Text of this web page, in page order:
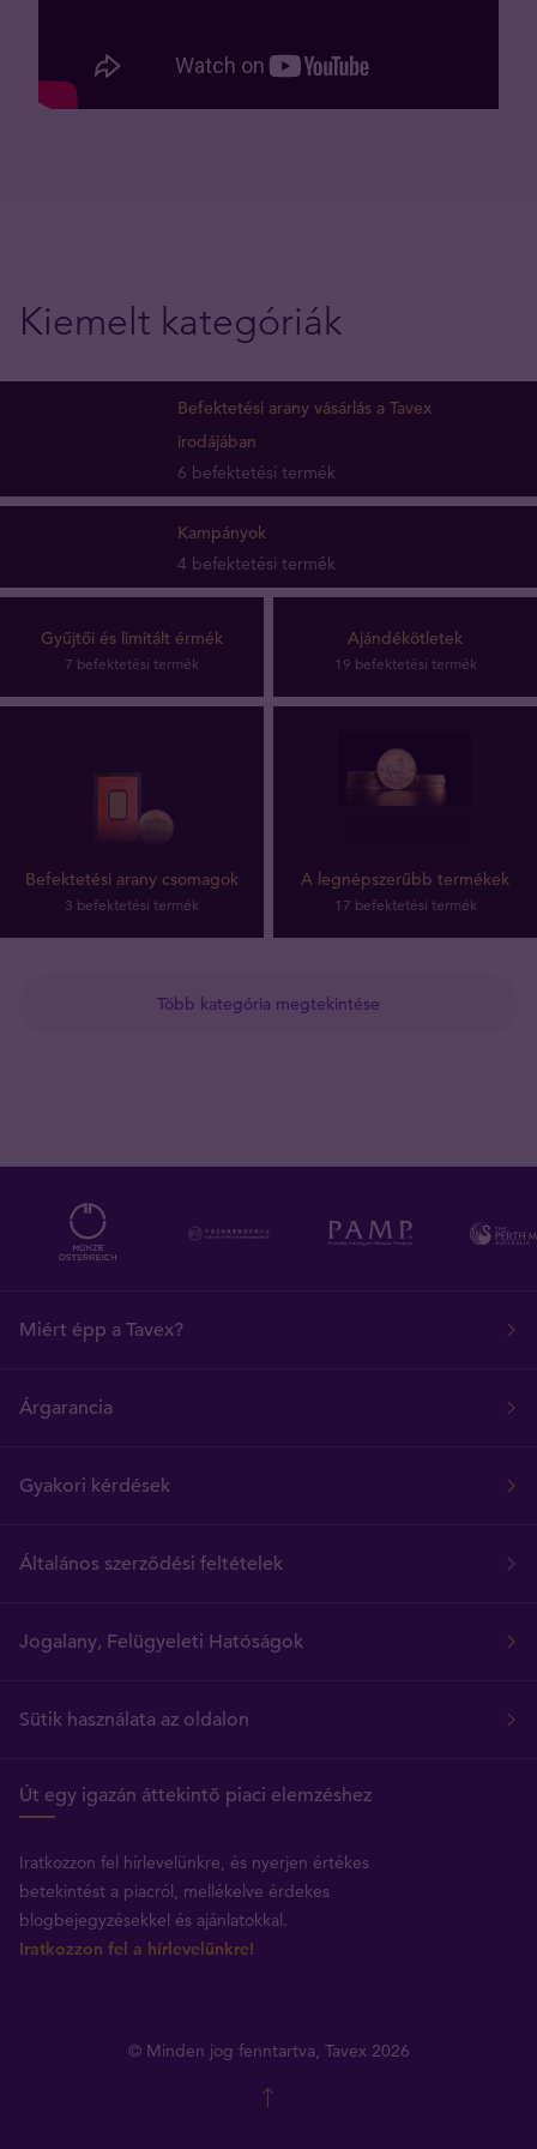
Kiemelt kategóriák
Több kategória megtekintése
Befektetési arany vásárlás a Tavex
irodájában
6 befektetési termék
Kampányok
4 befektetési termék
Gyűjtői és limitált érmék
7 befektetési termék
Ajándékötletek
19 befektetési termék
Befektetési arany csomagok
3 befektetési termék
A legnépszerűbb termékek
17 befektetési termék
Miért épp a Tavex?
Árgarancia
Gyakori kérdések
Általános szerződési feltételek
Jogalany, Felügyeleti Hatóságok
Sütik használata az oldalon
Út egy igazán áttekintő piaci elemzéshez
Iratkozzon fel hírlevelünkre, és nyerjen értékes
betekintést a piacról, mellékelve érdekes
blogbejegyzésekkel és ajánlatokkal.
Iratkozzon fel a hírlevelünkre!
© Minden jog fenntartva, Tavex 2026